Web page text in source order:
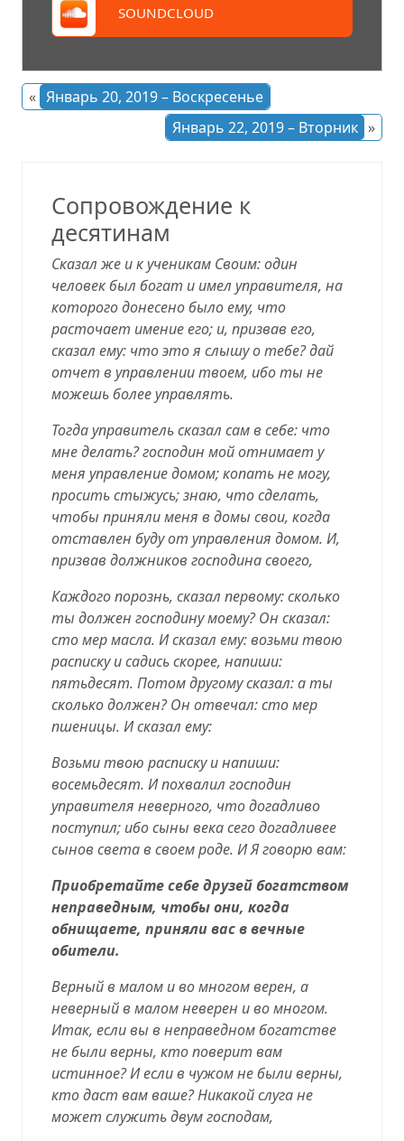
SOUNDCLOUD
« Январь 20, 2019 – Воскресенье
Январь 22, 2019 – Вторник »
Сопровождение к
десятинам
Сказал же и к ученикам Своим: один
человек был богат и имел управителя, на
которого донесено было ему, что
расточает имение его; и, призвав его,
сказал ему: что это я слышу о тебе? дай
отчет в управлении твоем, ибо ты не
можешь более управлять.
Тогда управитель сказал сам в себе: что
мне делать? господин мой отнимает у
меня управление домом; копать не могу,
просить стыжусь; знаю, что сделать,
чтобы приняли меня в домы свои, когда
отставлен буду от управления домом. И,
призвав должников господина своего,
Каждого порознь, сказал первому: сколько
ты должен господину моему? Он сказал:
сто мер масла. И сказал ему: возьми твою
расписку и садись скорее, напиши:
пятьдесят. Потом другому сказал: а ты
сколько должен? Он отвечал: сто мер
пшеницы. И сказал ему:
Возьми твою расписку и напиши:
восемьдесят. И похвалил господин
управителя неверного, что догадливо
поступил; ибо сыны века сего догадливее
сынов света в своем роде. И Я говорю вам:
Приобретайте себе друзей богатством
неправедным, чтобы они, когда
обнищаете, приняли вас в вечные
обители.
Верный в малом и во многом верен, а
неверный в малом неверен и во многом.
Итак, если вы в неправедном богатстве
не были верны, кто поверит вам
истинное? И если в чужом не были верны,
кто даст вам ваше? Никакой слуга не
может служить двум господам,